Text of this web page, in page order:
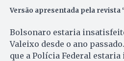
Versão apresentada pela revista
Bolsonaro estaria
Valeixo desde o ano
que a Polícia Federal